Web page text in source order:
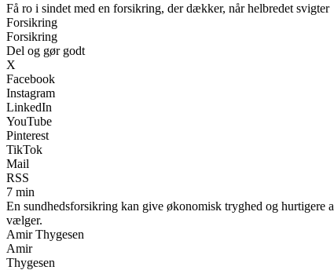
Få ro i sindet med en forsikring, der dækker, når helbredet svigter
Forsikring
Forsikring
Del og gør godt
X
Facebook
Instagram
LinkedIn
YouTube
Pinterest
TikTok
Mail
RSS
7 min
En sundhedsforsikring kan give økonomisk tryghed og
vælger.
Amir Thygesen
Amir
Thygesen